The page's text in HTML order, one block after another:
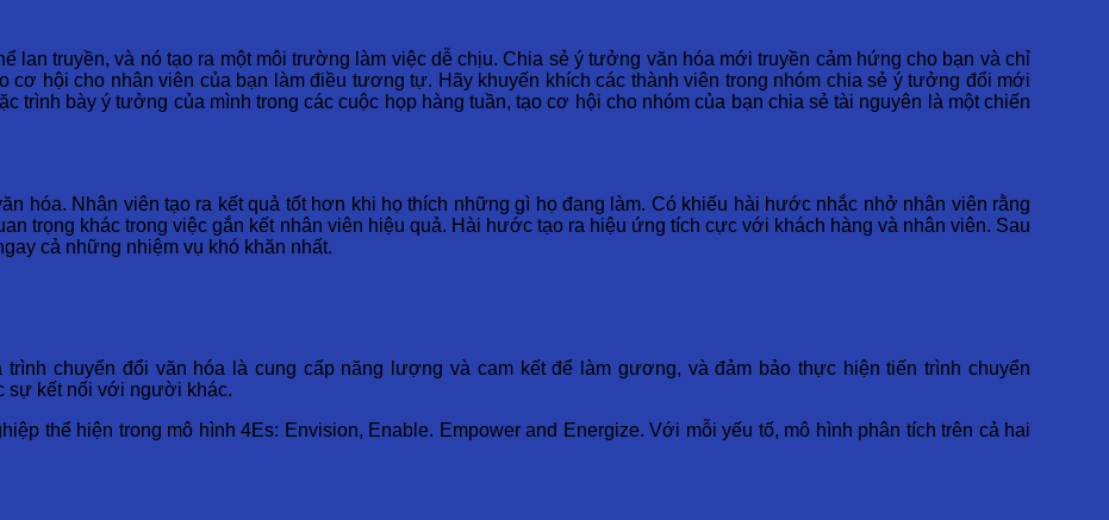
lan truyền, và nó tạo ra một môi trường làm việc dễ chịu. Chia sẻ ý tưởng văn hóa mới truyền cảm hứng cho bạn và chỉ
cơ hội cho nhân viên của bạn làm điều tương tự. Hãy khuyến khích các thành viên trong nhóm chia sẻ ý tưởng đổi mới
trình bày ý tưởng của mình trong các cuộc họp hàng tuần, tạo cơ hội cho nhóm của bạn chia sẻ tài nguyên là một chiến
hóa. Nhân viên tạo ra kết quả tốt hơn khi họ thích những gì họ đang làm. Có khiếu hài hước nhắc nhở nhân viên rằng
trọng khác trong việc gắn kết nhân viên hiệu quả. Hài hước tạo ra hiệu ứng tích cực với khách hàng và nhân viên. Sau
cả những nhiệm vụ khó khăn nhất.
chuyển đổi văn hóa là cung cấp năng lượng và cam kết để làm gương, và đảm bảo thực hiện tiến trình chuyển
sự kết nối với người khác.
thể hiện trong mô hình 4Es: Envision, Enable. Empower and Energize. Với mỗi yếu tố, mô hình phân tích trên cả hai